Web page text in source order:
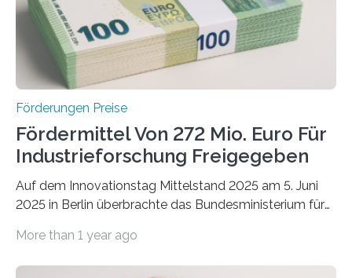
Förderungen Preise
Fördermittel Von 272 Mio. Euro Für
Industrieforschung Freigegeben
Auf dem Innovationstag Mittelstand 2025 am 5. Juni
2025 in Berlin überbrachte das Bundesministerium für
Überplanmäßige Verpflichtungsermächtigungen in
More than 1 year ago